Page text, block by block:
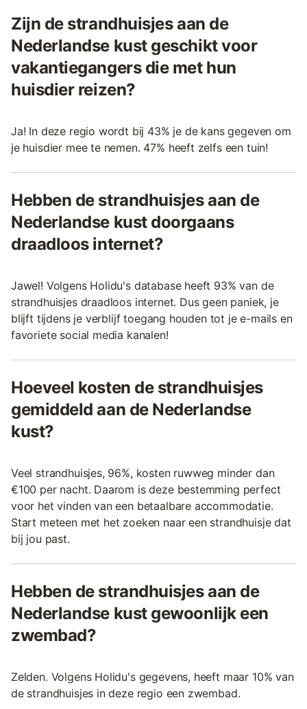
Zijn de strandhuisjes aan de
Nederlandse kust geschikt voor
vakantiegangers die met hun
huisdier reizen?
Ja! In deze regio wordt bij 43% je de kans gegeven om
je huisdier mee te nemen. 47% heeft zelfs een tuin!
Hebben de strandhuisjes aan de
Nederlandse kust doorgaans
draadloos internet?
Jawel! Volgens Holidu's database heeft 93% van de
strandhuisjes draadloos internet. Dus geen paniek, je
blijft tijdens je verblijf toegang houden tot je e-mails en
favoriete social media kanalen!
Hoeveel kosten de strandhuisjes
gemiddeld aan de Nederlandse
kust?
Veel strandhuisjes, 96%, kosten ruwweg minder dan
€100 per nacht. Daarom is deze bestemming perfect
voor het vinden van een betaalbare accommodatie.
Start meteen met het zoeken naar een strandhuisje dat
bij jou past.
Hebben de strandhuisjes aan de
Nederlandse kust gewoonlijk een
zwembad?
Zelden. Volgens Holidu's gegevens, heeft maar 10% van
de strandhuisjes in deze regio een zwembad.